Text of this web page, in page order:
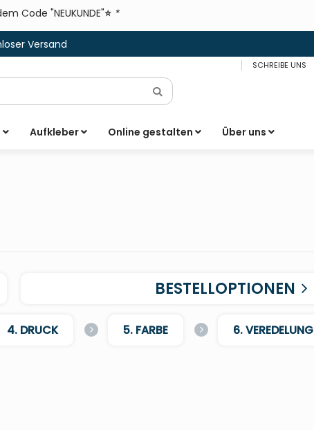
Code "NEUKUNDE"⭐ *
Versand
SCHREIBE UNS
Aufkleber Online gestalten Über uns
BESTELLOPTIONEN
4. DRUCK 5. FARBE 6. VEREDELUNG